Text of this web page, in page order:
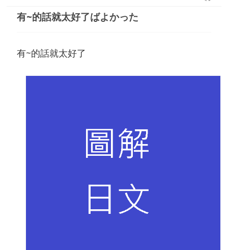
文法有~的話就太好了ばよかった
有~的話就太好了